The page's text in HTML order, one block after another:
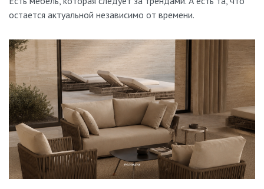
остается актуальной независимо от времени.